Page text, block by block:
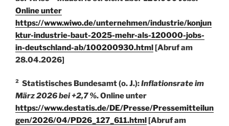
Online unter
https://www.wiwo.de/unternehmen/industrie/konjun
ktur-industrie-baut-2025-mehr-als-120000-jobs-
in-deutschland-ab/100200930.html[Abruf am
28.04.2026]
² Statistisches Bundesamt (o. J.):Inflationsrate im
März 2026 bei +2,7 %. Online unter
https://www.destatis.de/DE/Presse/Pressemitteilun
gen/2026/04/PD26_127_611.html[Abruf am